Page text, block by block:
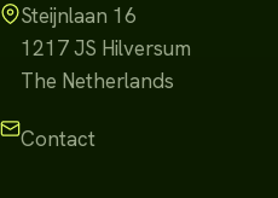
Steijnlaan 16
1217 JS Hilversum
The Netherlands
Contact